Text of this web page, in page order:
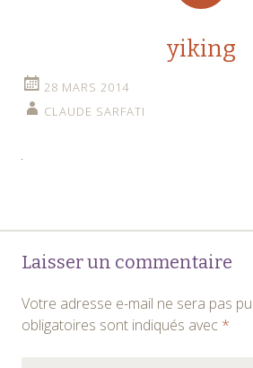
yiking
28 MARS 2014
CLAUDE SARFATI
Navigation
des
articles
Laisser un commentaire
Votre adresse e-mail ne sera pas
obligatoires sont indiqués avec *